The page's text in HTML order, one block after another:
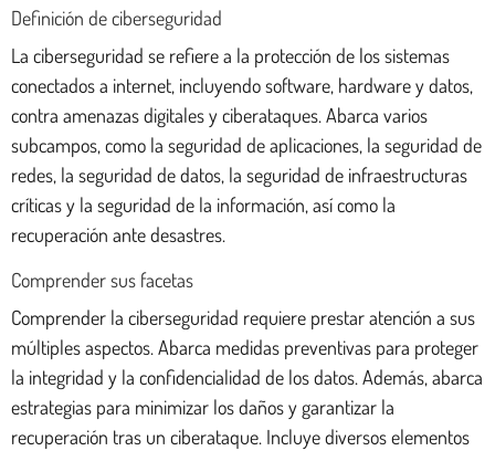
Definición de ciberseguridad
La ciberseguridad se refiere a la protección de los sistemas
conectados a internet, incluyendo software, hardware y datos,
contra amenazas digitales y ciberataques. Abarca varios
subcampos, como la seguridad de aplicaciones, la seguridad de
redes, la seguridad de datos, la seguridad de infraestructuras
críticas y la seguridad de la información, así como la
recuperación ante desastres.
Comprender sus facetas
Comprender la ciberseguridad requiere prestar atención a sus
múltiples aspectos. Abarca medidas preventivas para proteger
la integridad y la confidencialidad de los datos. Además, abarca
estrategias para minimizar los daños y garantizar la
recuperación tras un ciberataque. Incluye diversos elementos